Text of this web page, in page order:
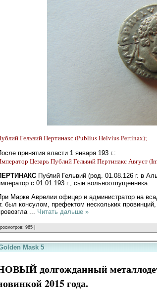
Гельвий Пертинакс (Publius Helvius Pertinax);
принятия власти 1 января 193 г.:
Цезарь Публий Гельвий Пертинакс Август
Публий Гельвий (род. 01.08.126 г. в
с 01.01.193 г., сын вольноотпущенника.
Марке Аврелии офицер и администратор на
был консулом, префектом нескольких
... Читать дальше »
965 |
Mask 5
долгожданный
2015 года.